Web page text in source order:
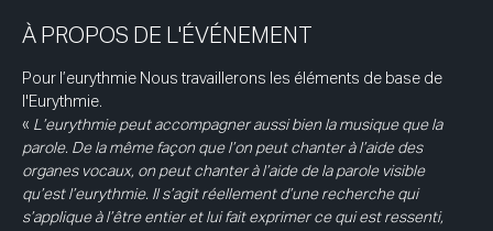
À PROPOS DE L'ÉVÉNEMENT
Pour l’eurythmie Nous travaillerons les éléments de base de
l'Eurythmie.
« L’eurythmie peut accompagner aussi bien la musique que la
parole. De la même façon que l’on peut chanter à l’aide des
organes vocaux, on peut chanter à l’aide de la parole visible
qu’est l’eurythmie. Il s’agit réellement d’une recherche qui
s’applique à l’être entier et lui fait exprimer ce qui est ressenti,